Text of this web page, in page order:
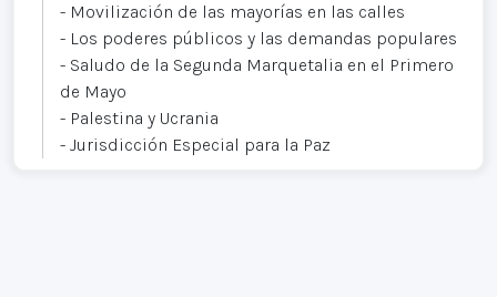
- Movilización de las mayorías en las calles
- Los poderes públicos y las demandas populares
- Saludo de la Segunda Marquetalia en el Primero
de Mayo
- Palestina y Ucrania
- Jurisdicción Especial para la Paz